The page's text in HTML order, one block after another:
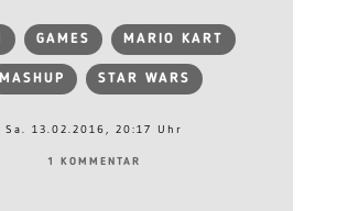
GAMES MARIO KART
MASHUP STAR WARS
Sa. 13.02.2016, 20:17 Uhr
1 KOMMENTAR